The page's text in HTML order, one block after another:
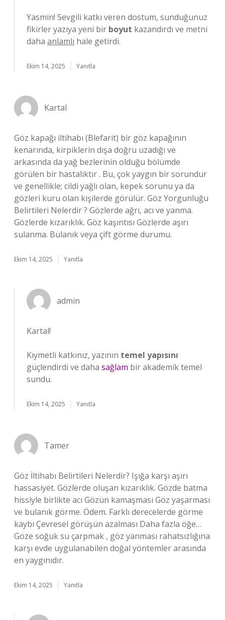
Yasmin! Sevgili katkı veren dostum, sunduğunuz
fikirler yazıya yeni bir boyut kazandırdı ve metni
daha anlamlı hale getirdi.
Ekim 14, 2025 Yanıtla
Kartal
Göz kapağı iltihabı (Blefarit) bir göz kapağının
kenarında, kirpiklerin dışa doğru uzadığı ve
arkasında da yağ bezlerinin olduğu bölümde
görülen bir hastalıktır . Bu, çok yaygın bir sorundur
ve genellikle; cildi yağlı olan, kepek sorunu ya da
gözleri kuru olan kişilerde görülür. Göz Yorgunluğu
Belirtileri Nelerdir ? Gözlerde ağrı, acı ve yanma.
Gözlerde kızarıklık. Göz kaşıntısı Gözlerde aşırı
sulanma. Bulanık veya çift görme durumu.
Ekim 14, 2025 Yanıtla
admin
Kartal!
Kıymetli katkınız, yazının temel yapısını
güçlendirdi ve daha sağlam bir akademik temel
sundu.
Ekim 14, 2025 Yanıtla
Tamer
Göz İltihabı Belirtileri Nelerdir? Işığa karşı aşırı
hassasiyet. Gözlerde oluşan kızarıklık. Gözde batma
hissiyle birlikte acı Gözün kamaşması Göz yaşarması
ve bulanık görme. Ödem. Farklı derecelerde görme
kaybı Çevresel görüşün azalması Daha fazla öğe…
Göze soğuk su çarpmak , göz yanması rahatsızlığına
karşı evde uygulanabilen doğal yöntemler arasında
en yaygınıdır.
Ekim 14, 2025 Yanıtla